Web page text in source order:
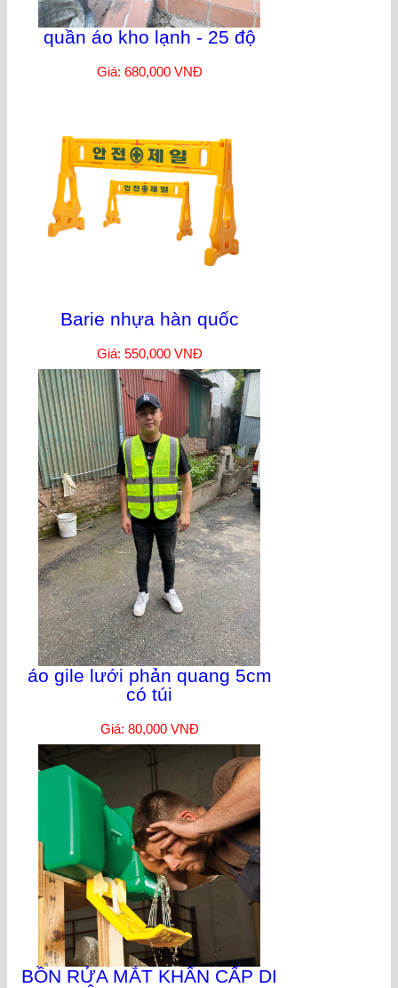
quần áo kho lạnh - 25 độ
Giá: 680,000 VNĐ
Barie nhựa hàn quốc
Giá: 550,000 VNĐ
áo gile lưới phản quang 5cm
có túi
Giá: 80,000 VNĐ
BỒN RỬA MẮT KHẨN CẤP DI